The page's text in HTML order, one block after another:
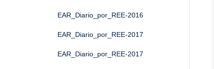
EAR_Diario_por_REE-2016
EAR_Diario_por_REE-2017
EAR_Diario_por_REE-2017